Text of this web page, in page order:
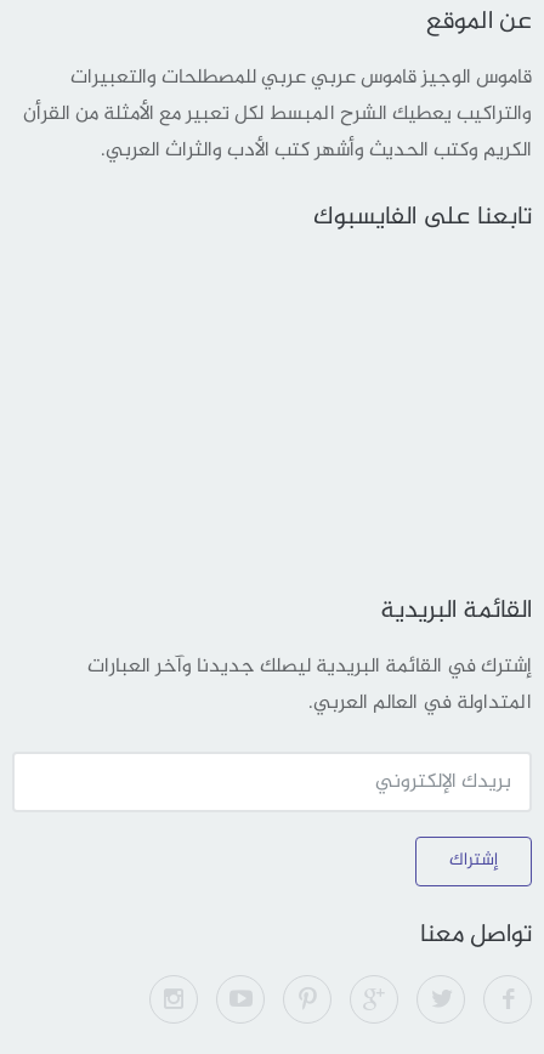
عن الموقع
قاموس الوجيز قاموس عربي عربي للمصطلحات والتعبيرات
والتراكيب يعطيك الشرح المبسط لكل تعبير مع الأمثلة من القرأن
الكريم وكتب الحديث وأشهر كتب الأدب والثراث العربي.
تابعنا على الفايسبوك
القائمة البريدية
إشترك في القائمة البريدية ليصلك جديدنا وآخر العبارات
المتداولة في العالم العربي.
إشتراك
تواصل معنا